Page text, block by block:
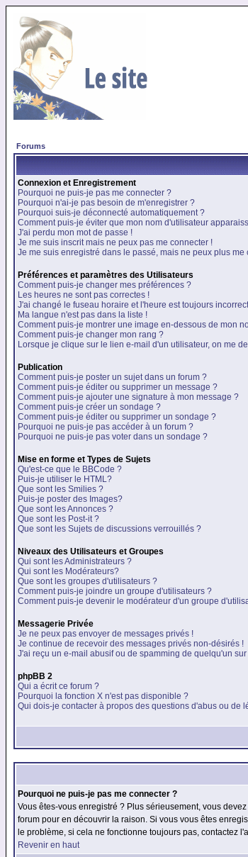
Forums
Connexion et Enregistrement
Pourquoi ne puis-je pas me connecter ?
Pourquoi n'ai-je pas besoin de m'enregistrer ?
Pourquoi suis-je déconnecté automatiquement ?
Comment puis-je éviter que mon nom d'utilisateur
J'ai perdu mon mot de passe !
Je me suis inscrit mais ne peux pas me connecter !
Je me suis enregistré dans le passé, mais ne peux plus me
Préférences et paramètres des Utilisateurs
Comment puis-je changer mes préférences ?
Les heures ne sont pas correctes !
J'ai changé le fuseau horaire et l'heure est toujours
Ma langue n'est pas dans la liste !
Comment puis-je montrer une image en-dessous de mon
Comment puis-je changer mon rang ?
Lorsque je clique sur le lien e-mail d'un utilisateur, on me
Publication
Comment puis-je poster un sujet dans un forum ?
Comment puis-je éditer ou supprimer un message ?
Comment puis-je ajouter une signature à mon message ?
Comment puis-je créer un sondage ?
Comment puis-je éditer ou supprimer un sondage ?
Pourquoi ne puis-je pas accéder à un forum ?
Pourquoi ne puis-je pas voter dans un sondage ?
Mise en forme et Types de Sujets
Qu'est-ce que le BBCode ?
Puis-je utiliser le HTML?
Que sont les Smilies ?
Puis-je poster des Images?
Que sont les Annonces ?
Que sont les Post-it ?
Que sont les Sujets de discussions verrouillés ?
Niveaux des Utilisateurs et Groupes
Qui sont les Administrateurs ?
Qui sont les Modérateurs?
Que sont les groupes d'utilisateurs ?
Comment puis-je joindre un groupe d'utilisateurs ?
Comment puis-je devenir le modérateur d'un groupe
Messagerie Privée
Je ne peux pas envoyer de messages privés !
Je continue de recevoir des messages privés non-désirés !
J'ai reçu un e-mail abusif ou de spamming de quelqu'un sur
phpBB 2
Qui a écrit ce forum ?
Pourquoi la fonction X n'est pas disponible ?
Qui dois-je contacter à propos des questions d'abus ou de
Pourquoi ne puis-je pas me connecter ?
Vous êtes-vous enregistré ? Plus sérieusement, vous
forum pour en découvrir la raison. Si vous vous êtes
le problème, si cela ne fonctionne toujours pas, contactez
Revenir en haut